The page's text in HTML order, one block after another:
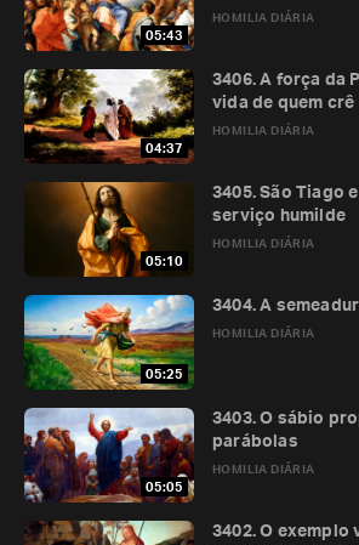
05:43
HOMILIA DIÁRIA
04:37
HOMILIA DIÁRIA
3406. A força da
vida de quem crê
05:10
HOMILIA DIÁRIA
3405. São Tiago
serviço humilde
05:25
HOMILIA DIÁRIA
3404. A
05:05
HOMILIA DIÁRIA
3403. O sábio
parábolas
3402. O exemplo